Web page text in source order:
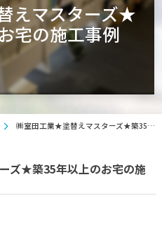
えマスターズ★
宅の施工事例
㈱室田工業★塗替えマスターズ★築35年以上のお宅の施工事例
ズ★築35年以上のお宅の施